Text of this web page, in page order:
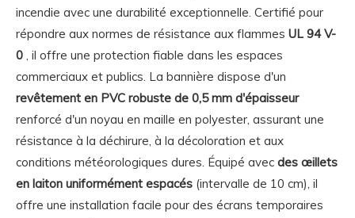
incendie avec une durabilité exceptionnelle. Certifié pour
répondre aux normes de résistance aux flammes UL 94 V-
0 , il offre une protection fiable dans les espaces
commerciaux et publics. La bannière dispose d'un
revêtement en PVC robuste de 0,5 mm d'épaisseur
renforcé d'un noyau en maille en polyester, assurant une
résistance à la déchirure, à la décoloration et aux
conditions météorologiques dures. Équipé avec des œillets
en laiton uniformément espacés (intervalle de 10 cm), il
offre une installation facile pour des écrans temporaires